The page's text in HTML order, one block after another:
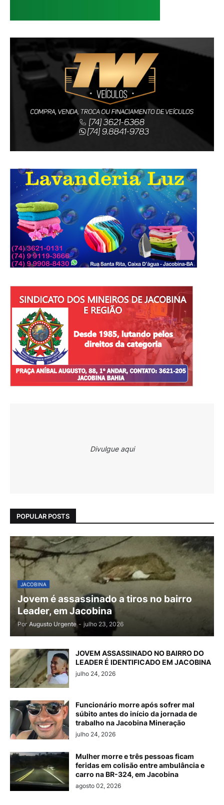
Divulgue aqui
POPULAR POSTS
JACOBINA
Jovem é assassinado a tiros no bairro
Leader, em Jacobina
Por Augusto Urgente - julho 23, 2026
JOVEM ASSASSINADO NO BAIRRO DO
LEADER É IDENTIFICADO EM JACOBINA
julho 24, 2026
Funcionário morre após sofrer mal
súbito antes do início da jornada de
trabalho na Jacobina Mineração
julho 24, 2026
Mulher morre e três pessoas ficam
feridas em colisão entre ambulância e
carro na BR-324, em Jacobina
agosto 02, 2026